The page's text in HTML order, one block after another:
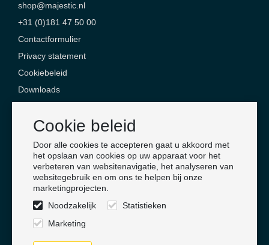
Cookie beleid
Door alle cookies te accepteren gaat u akkoord met
het opslaan van cookies op uw apparaat voor het
verbeteren van websitenavigatie, het analyseren van
websitegebruik en om ons te helpen bij onze
marketingprojecten.
Noodzakelijk
Statistieken
Marketing
shop@majestic.nl
+31 (0)181 47 50 00
Contactformulier
Privacy statement
Cookiebeleid
Downloads
Majestic Safety Products & Services
Jan Campertlaan 6
3201 AX Spijkenisse
Nederland
Volg ons